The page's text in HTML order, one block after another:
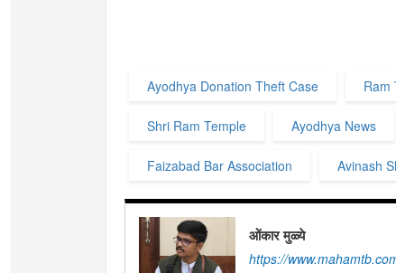
Ayodhya Donation Theft Case Ram
Shri Ram Temple Ayodhya News
Faizabad Bar Association Avinash
ओंकार मुळ्ये
https://